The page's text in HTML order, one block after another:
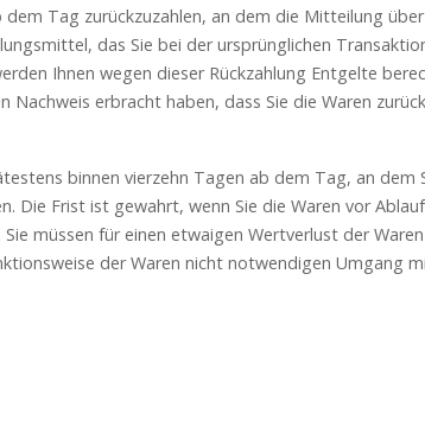
Tag zurückzuzahlen, an dem die Mitteilung
das Sie bei der ursprünglichen
Ihnen wegen dieser Rückzahlung Entgelte
Nachweis erbracht haben, dass Sie die Waren
binnen vierzehn Tagen ab dem Tag, an
Die Frist ist gewahrt, wenn Sie die Waren vor
müssen für einen etwaigen Wertverlust der
der Waren nicht notwendigen Umgang